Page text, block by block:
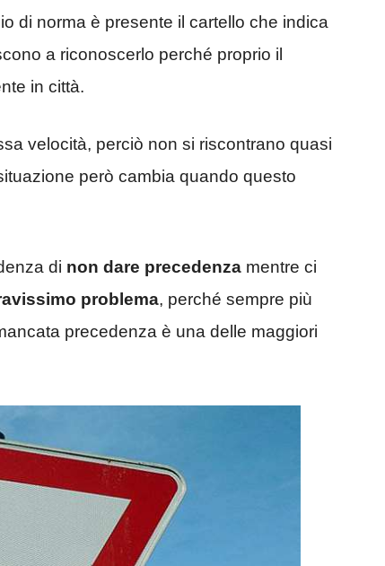
di norma è presente il cartello che indica
a riconoscerlo perché proprio il
in città.
velocità, perciò non si riscontrano quasi
però cambia quando questo
di non dare precedenza mentre ci
problema, perché sempre più
precedenza è una delle maggiori